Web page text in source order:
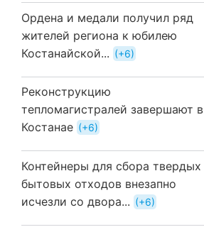
Ордена и медали получил ряд
жителей региона к юбилею
Костанайской...
+6
Реконструкцию
тепломагистралей завершают в
Костанае
+6
Контейнеры для сбора твердых
бытовых отходов внезапно
исчезли со двора...
+6